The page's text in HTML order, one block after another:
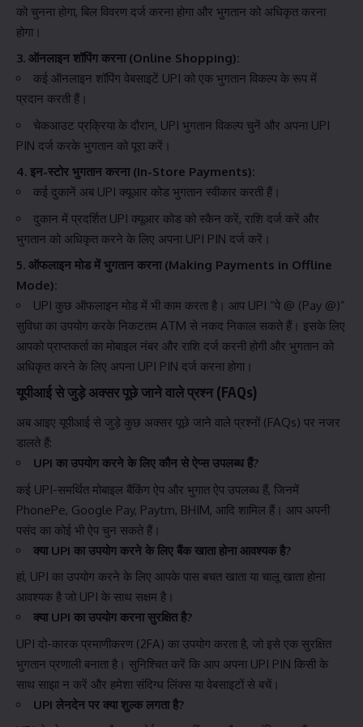
को चुनना होगा, बिल विवरण दर्ज करना होगा और भुगतान को अधिकृत करना
होगा।
3. ऑनलाइन शॉपिंग करना (Online Shopping):
कई ऑनलाइन शॉपिंग वेबसाइटें UPI को एक भुगतान विकल्प के रूप में
प्रदान करती हैं।
चेकआउट प्रक्रिया के दौरान, UPI भुगतान विकल्प चुनें और अपना UPI
PIN दर्ज करके भुगतान को पूरा करें।
4. इन-स्टोर भुगतान करना (In-Store Payments):
कई दुकानें अब UPI क्यूआर कोड भुगतान स्वीकार करती हैं।
दुकान में प्रदर्शित UPI क्यूआर कोड को स्कैन करें, राशि दर्ज करें और
भुगतान को अधिकृत करने के लिए अपना UPI PIN दर्ज करें।
5. ऑफलाइन मोड में भुगतान करना (Making Payments in Offline
Mode):
UPI कुछ ऑफलाइन मोड में भी काम करता है। आप UPI “पे @ (Pay @)”
सुविधा का उपयोग करके निकटतम ATM से नकद निकाल सकते हैं। इसके लिए
आपको प्राप्तकर्ता का मोबाइल नंबर और राशि दर्ज करनी होगी और भुगतान को
अधिकृत करने के लिए अपना UPI PIN दर्ज करना होगा।
यूपीआई से जुड़े अक्सर पूछे जाने वाले प्रश्न (FAQs)
अब आइए यूपीआई से जुड़े कुछ अक्सर पूछे जाने वाले प्रश्नों (FAQs) पर नजर
डालते हैं:
UPI का उपयोग करने के लिए कौन से ऐप्स उपलब्ध हैं?
कई UPI-समर्थित मोबाइल बैंकिंग ऐप और भुगात ऐप उपलब्ध हैं, जिनमें
PhonePe, Google Pay, Paytm, BHIM, आदि शामिल हैं। आप अपनी
पसंद का कोई भी ऐप चुन सकते हैं।
क्या UPI का उपयोग करने के लिए बैंक खाता होना आवश्यक है?
हां, UPI का उपयोग करने के लिए आपके पास बचत खाता या चालू खाता होना
आवश्यक है जो UPI के साथ सक्षम है।
क्या UPI का उपयोग करना सुरक्षित है?
UPI दो-कारक प्रमाणीकरण (2FA) का उपयोग करता है, जो इसे एक सुरक्षित
भुगतान प्रणाली बनाता है। सुनिश्चित करें कि आप अपना UPI PIN किसी के
साथ साझा न करें और हमेशा संदिग्ध लिंक्स या वेबसाइटों से बचें।
UPI लेनदेन पर क्या शुल्क लगता है?